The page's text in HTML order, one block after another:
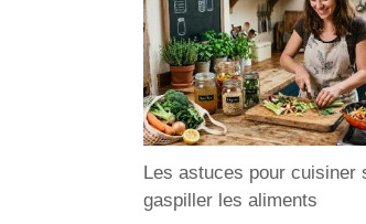
g
o
r
i
e
s
Les astuces pour cuisiner
gaspiller les aliments